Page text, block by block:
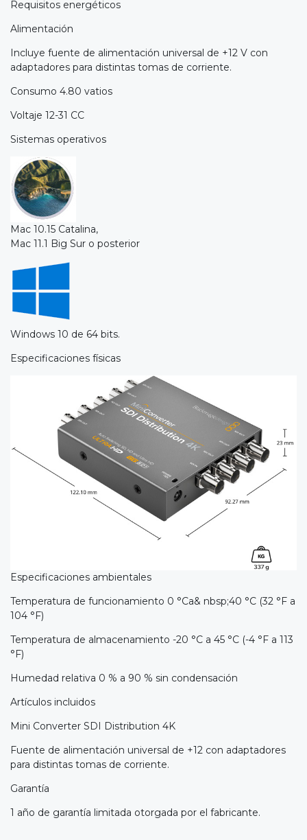
Requisitos energéticos
Alimentación
Incluye fuente de alimentación universal de +12 V con
adaptadores para distintas tomas de corriente.
Consumo 4.80 vatios
Voltaje 12-31 CC
Sistemas operativos
Mac 10.15 Catalina,
Mac 11.1 Big Sur o posterior
Windows 10 de 64 bits.
Especificaciones físicas
Especificaciones ambientales
Temperatura de funcionamiento 0 °Ca& nbsp;40 °C (32 °F a
104 °F)
Temperatura de almacenamiento -20 °C a 45 °C (-4 °F a 113
°F)
Humedad relativa 0 % a 90 % sin condensación
Artículos incluidos
Mini Converter SDI Distribution 4K
Fuente de alimentación universal de +12 con adaptadores
para distintas tomas de corriente.
Garantía
1 año de garantía limitada otorgada por el fabricante.